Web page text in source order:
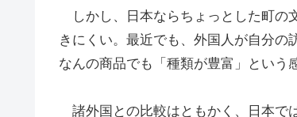
しかし、日本ならちょっとした町の
きにくい。最近でも、外国人が自分の
なんの商品でも「種類が豊富」という
諸外国との比較はともかく、日本で